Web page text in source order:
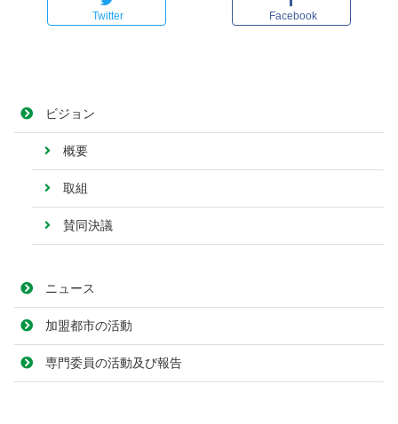
Twitter Facebook
ビジョン
概要
取組
賛同決議
ニュース
加盟都市の活動
専門委員の活動及び報告